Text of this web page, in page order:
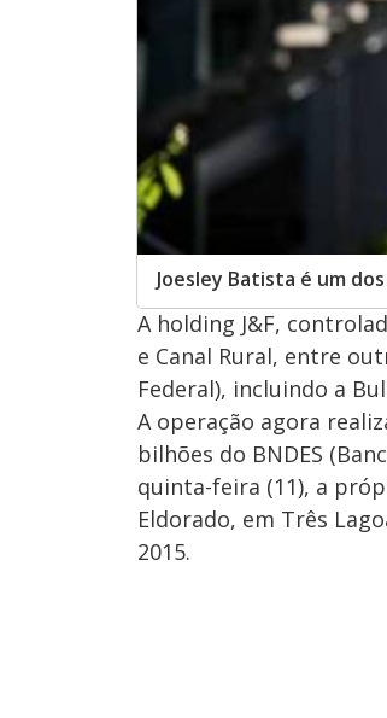
Joesley Batista é um dos
A holding J&F,
e Canal Rural, entre
Federal), incluindo a
A operação agora
bilhões do BNDES
quinta-feira (11), a
Eldorado, em Três
2015.